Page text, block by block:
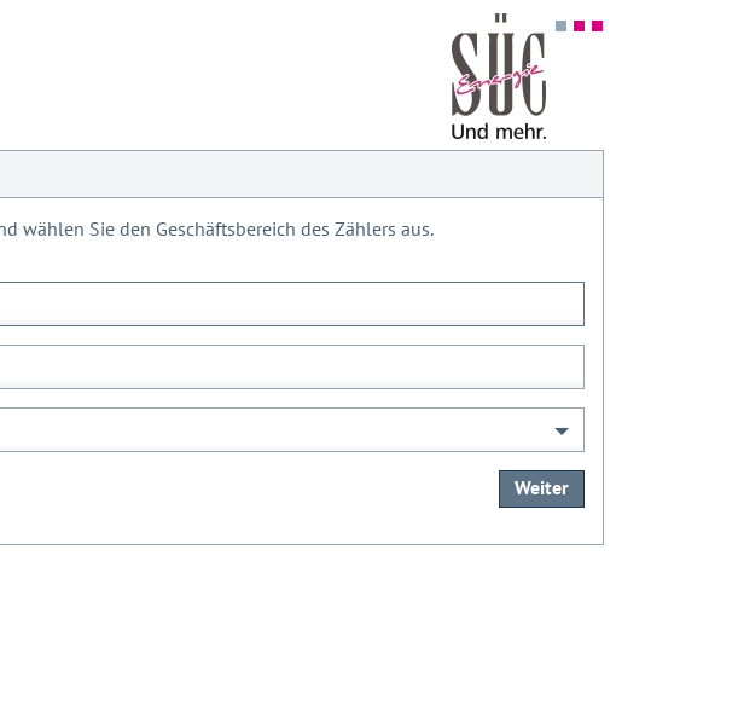
wählen Sie den Geschäftsbereich des Zählers aus.